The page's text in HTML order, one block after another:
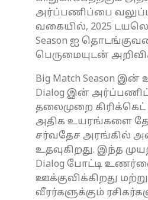
அர்ப்பணிப்பை
வகையில், 2025
Season ஐ
பெருமையுடன்
Big Match Season இன்
Dialog இன்
தலைமுறை கிரிக்கெட்
அதிக உயரங்களை
சர்வதேச அரங்கில்
உதவுகிறது. இந்த
Dialog போட்டி
ஊக்குவிக்கிறது
வீரர்களுக்கும்